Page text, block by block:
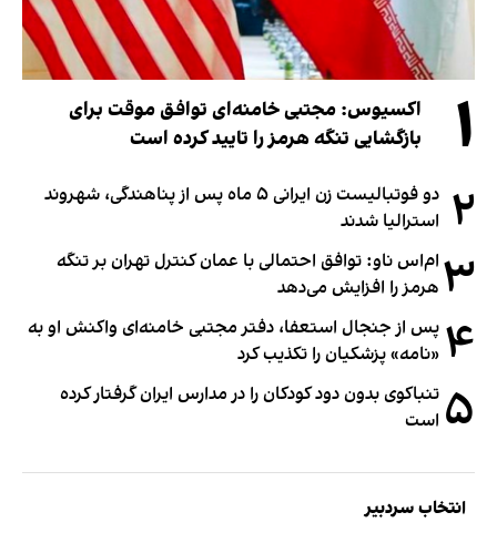
۱
اکسیوس: مجتبی خامنه‌ای توافق موقت برای
بازگشایی تنگه هرمز را تایید کرده است
۲
دو فوتبالیست زن ایرانی ۵ ماه پس از پناهندگی، شهروند
استرالیا شدند
۳ ام‌اس ناو: توافق احتمالی با عمان کنترل تهران بر تنگه
هرمز را افزایش می‌دهد
۴ پس از جنجال استعفا، دفتر مجتبی خامنه‌ای واکنش او به
«نامه» پزشکیان را تکذیب کرد
۵ تنباکوی بدون دود کودکان را در مدارس ایران گرفتار کرده
است
انتخاب سردبیر